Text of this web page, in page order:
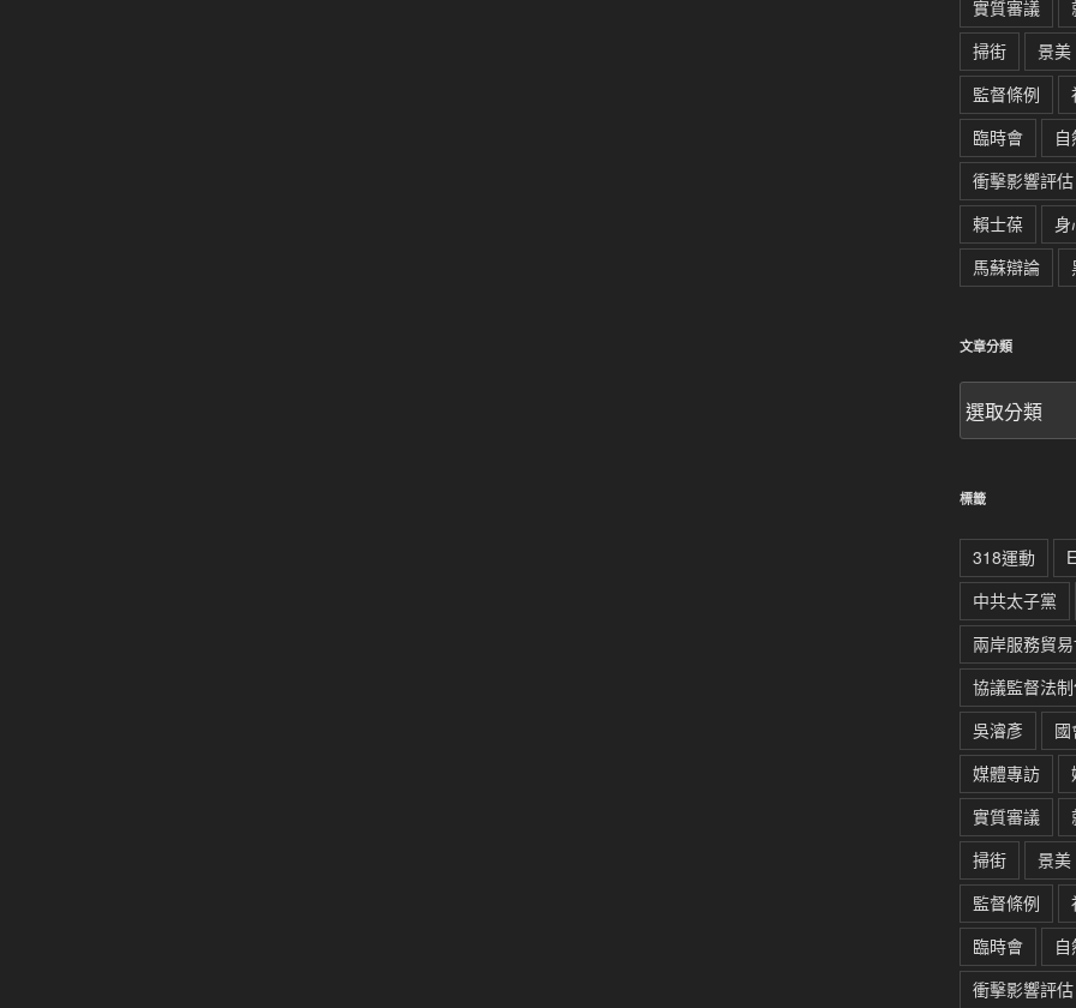
實質審議
掃街
景美
監督條例
臨時會
衝擊影響評估
賴士葆
身
馬蘇辯論
文章分類
章
分
標籤
318運動
中共太子黨
兩岸服務貿
協議監督法
吳濬彥
國
媒體專訪
實質審議
掃街
景美
監督條例
臨時會
衝擊影響評估